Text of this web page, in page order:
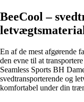
BeeCool –
En af de mest afgørende
den evne til at
Seamless Sports BH
svedtransporterende og
komfortabel under din